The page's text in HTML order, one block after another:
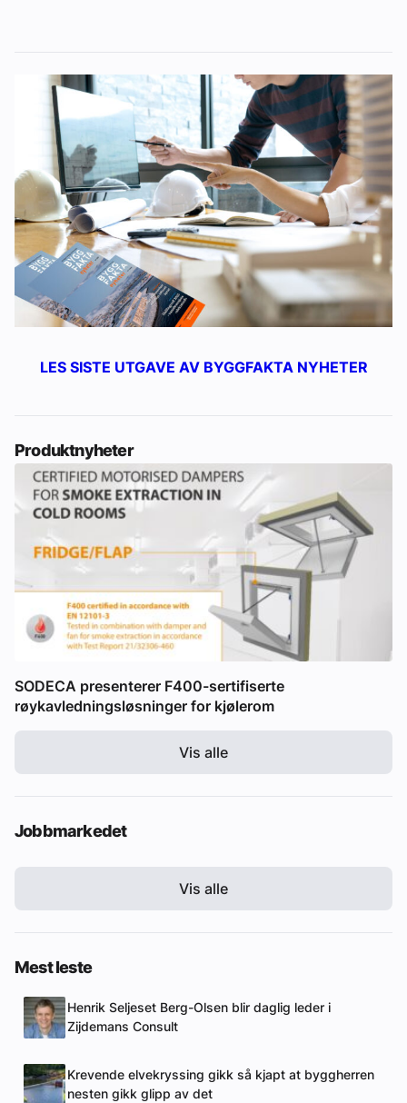
LES SISTE UTGAVE AV BYGGFAKTA NYHETER
Produktnyheter
SODECA presenterer F400-sertifiserte
røykavledningsløsninger for kjølerom
Vis alle
Jobbmarkedet
Vis alle
Mest leste
Henrik Seljeset Berg-Olsen blir daglig leder i
Zijdemans Consult
Krevende elvekryssing gikk så kjapt at byggherren
nesten gikk glipp av det